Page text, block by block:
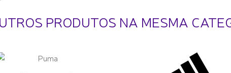
PRODUTOS NA MESMA